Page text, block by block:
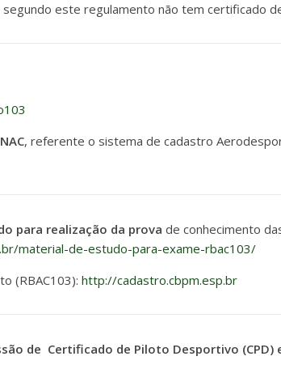
este regulamento não tem certificado
, referente o sistema de cadastro
para realização da prova de conhecimento
material-de-estudo-para-exame-rbac103/
(RBAC103): http://cadastro.cbpm.esp.br
de Certificado de Piloto Desportivo (CPD)